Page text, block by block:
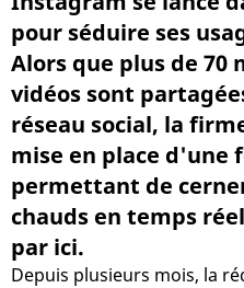
pour séduire ses
Alors que plus de 70
vidéos sont
réseau social, la
mise en place d'une
permettant de
chauds en temps
par ici.
Depuis plusieurs mois, la